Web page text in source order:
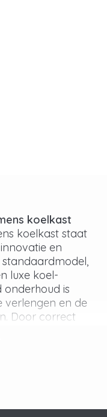
koelkast
koelkast staat
en
luxe koel-
onderhoud is
verlengen en de
Door correct
worden